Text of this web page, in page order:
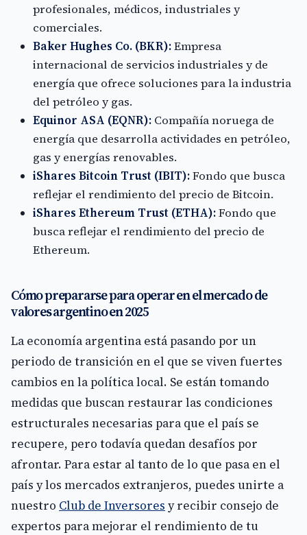
profesionales, médicos, industriales y
comerciales.
Baker Hughes Co. (BKR):Empresa
internacional de servicios industriales y de
energía que ofrece soluciones para la industria
del petróleo y gas.
Equinor ASA (EQNR): Compañía noruega de
energía que desarrolla actividades en petróleo,
gas y energías renovables.
iShares Bitcoin Trust (IBIT):Fondo que busca
reflejar el rendimiento del precio de Bitcoin.
iShares Ethereum Trust (ETHA):Fondo que
busca reflejar el rendimiento del precio de
Ethereum.
Cómo prepararse para operar en el mercado de
valores argentino en 2025
La economía argentina está pasando por un
periodo de transición en el que se viven fuertes
cambios en la política local. Se están tomando
medidas que buscan restaurar las condiciones
estructurales necesarias para que el país se
recupere, pero todavía quedan desafíos por
afrontar. Para estar al tanto de lo que pasa en el
país y los mercados extranjeros, puedes unirte a
nuestro Club de Inversores y recibir consejo de
expertos para mejorar el rendimiento de tu